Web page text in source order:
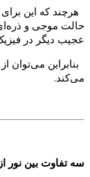
هرچند که این
حالت موجی و
عجیب دیگر در
بنابراین می‌توان
می‌کند.
سه تفاوت بین نور